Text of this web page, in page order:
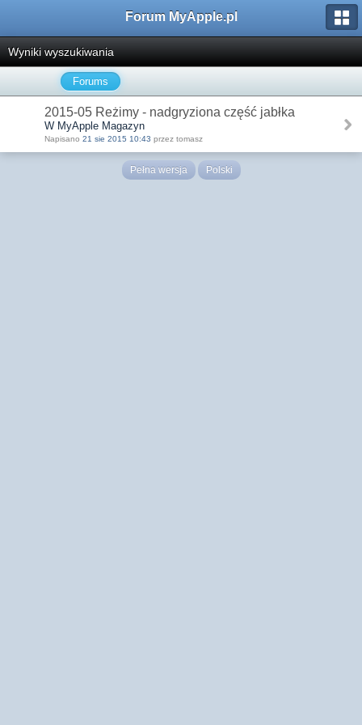
Forum MyApple.pl
Wyniki wyszukiwania
Forums
2015-05 Reżimy - nadgryziona część jabłka
W MyApple Magazyn
Napisano 21 sie 2015 10:43 przez tomasz
Pełna wersja Polski